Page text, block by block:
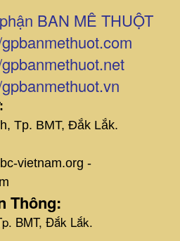
BAN MÊ THUỘT
Tp. BMT, Đắk Lắk.
vietnam.org -
Thông:
BMT, Đắk Lắk.